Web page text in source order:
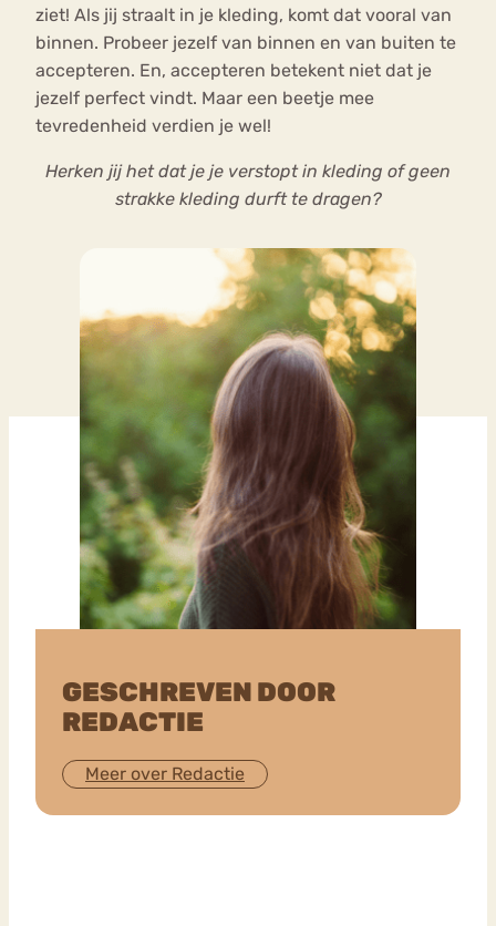
ziet! Als jij straalt in je kleding, komt dat vooral van
binnen. Probeer jezelf van binnen en van buiten te
accepteren. En, accepteren betekent niet dat je
jezelf perfect vindt. Maar een beetje mee
tevredenheid verdien je wel!
Herken jij het dat je je verstopt in kleding of geen
strakke kleding durft te dragen?
GESCHREVEN DOOR
REDACTIE
Meer over Redactie